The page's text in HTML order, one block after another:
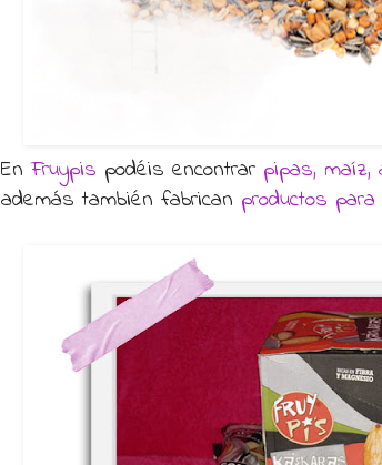
EnFruypis podéis encontrar pipas, maíz,
además también fabrican productos